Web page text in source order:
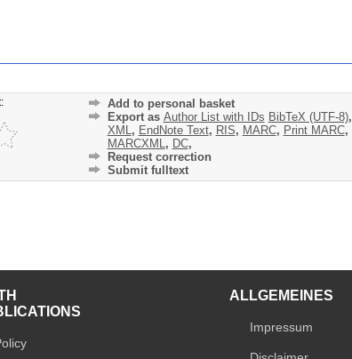
Add to personal basket
Export as Author List with IDs BibTeX (UTF-8),
XML , EndNote Text, RIS, MARC, Print MARC,
MARCXML , DC,
Request correction
Submit fulltext
ALLGEMEINES
Impressum